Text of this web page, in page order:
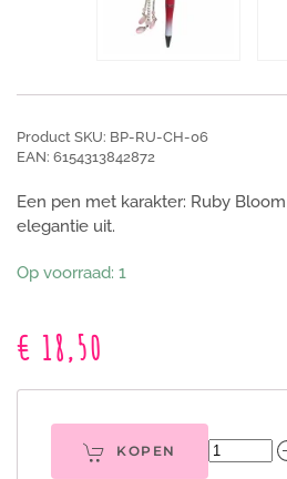
Product SKU: BP-RU-CH-06
EAN: 6154313842872
Een pen met karakter: Ruby
elegantie uit.
Op voorraad: 1
€ 18,50
KOPEN